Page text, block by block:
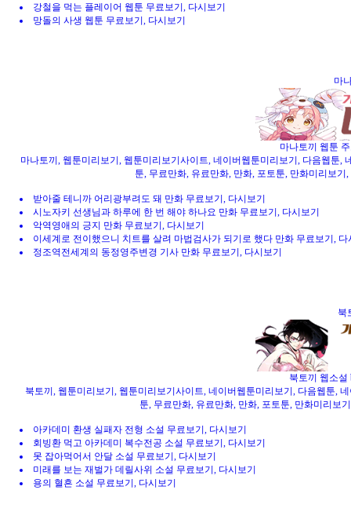
강철을 먹는 플레이어 웹툰 무료보기, 다시보기
망돌의 사생 웹툰 무료보기, 다시보기
마
마나토끼 웹툰
마나토끼, 웹툰미리보기, 웹툰미리보기사이트, 네이버웹툰미리보기, 다음웹툰
툰, 무료만화, 유료만화, 만화, 포토툰, 만화미리보
받아줄 테니까 어리광부려도 돼 만화 무료보기, 다시보기
시노자키 선생님과 하루에 한 번 해야 하나요 만화 무료보기, 다시보기
악역영애의 긍지 만화 무료보기, 다시보기
이세계로 전이했으니 치트를 살려 마법검사가 되기로 했다 만화 무료보기, 다
정조역전세계의 동정영주변경 기사 만화 무료보기, 다시보기
북
북토끼 웹소설
북토끼, 웹툰미리보기, 웹툰미리보기사이트, 네이버웹툰미리보기, 다음웹툰,
툰, 무료만화, 유료만화, 만화, 포토툰, 만화미리보
아카데미 환생 실패자 전형 소설 무료보기, 다시보기
회빙환 먹고 아카데미 복수전공 소설 무료보기, 다시보기
못 잡아먹어서 안달 소설 무료보기, 다시보기
미래를 보는 재벌가 데릴사위 소설 무료보기, 다시보기
용의 혈흔 소설 무료보기, 다시보기